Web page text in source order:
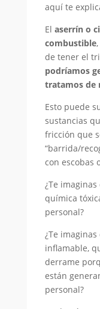
aquí te
El aserrín o
combustible
de tener el
podríamos
tratamos de
Esto puede
sustancias
fricción que
“barrida/
con escobas
¿Te
química
personal?
¿Te
inflamable,
derrame
están
personal?